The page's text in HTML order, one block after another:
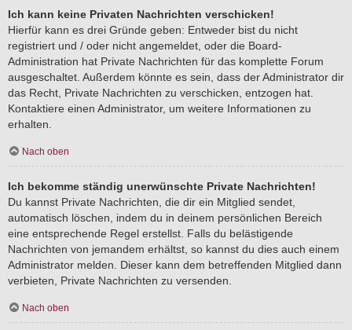
Ich kann keine Privaten Nachrichten verschicken!
Hierfür kann es drei Gründe geben: Entweder bist du nicht
registriert und / oder nicht angemeldet, oder die Board-
Administration hat Private Nachrichten für das komplette Forum
ausgeschaltet. Außerdem könnte es sein, dass der Administrator dir
das Recht, Private Nachrichten zu verschicken, entzogen hat.
Kontaktiere einen Administrator, um weitere Informationen zu
erhalten.
Nach oben
Ich bekomme ständig unerwünschte Private Nachrichten!
Du kannst Private Nachrichten, die dir ein Mitglied sendet,
automatisch löschen, indem du in deinem persönlichen Bereich
eine entsprechende Regel erstellst. Falls du belästigende
Nachrichten von jemandem erhältst, so kannst du dies auch einem
Administrator melden. Dieser kann dem betreffenden Mitglied dann
verbieten, Private Nachrichten zu versenden.
Nach oben